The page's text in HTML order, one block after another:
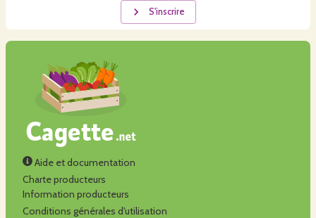
S'inscrire
Aide et documentation
Charte producteurs
Information producteurs
Conditions générales d'utilisation